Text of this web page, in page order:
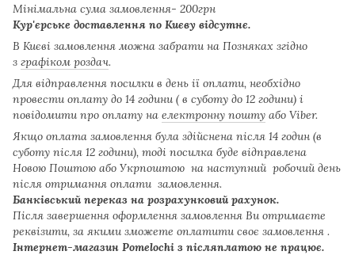
Мінімальна сума замовлення- 200грн
Кур'єрське доставлення по Києву відсутнє.
В Києві замовлення можна забрати на Позняках згідно
з графіком роздач.
Для відправлення посилки в день ії оплати, необхідно
провести оплату до 14 години ( в суботу до 12 години) і
повідомити про оплату на електронну пошту або Viber.
Якщо оплата замовлення була здійснена після 14 годин (в
суботу після 12 години), тоді посилка буде відправлена
Новою Поштою або Укрпоштою на наступний робочий день
після отримання оплати замовлення.
Банківський переказ на розрахунковий рахунок.
Після завершення оформлення замовлення Ви отримаєте
реквізити, за якими зможете оплатити своє замовлення .
Інтернет-магазин Pomelochi з післяплатою не працює.